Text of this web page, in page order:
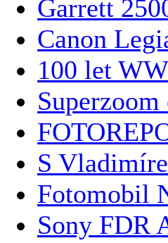
Garrett
Canon
100 let
S
Fotomobil
Sony FDR